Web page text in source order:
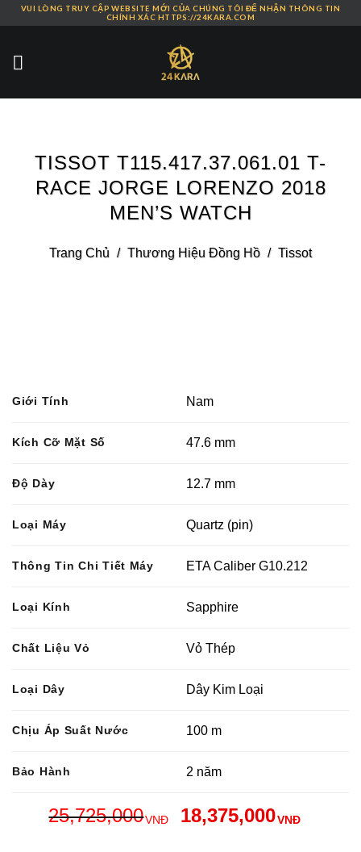
Skip
content
VUI LÒNG TRUY CẬP WEBSITE MỚI CỦA CHÚNG TÔI ĐỂ NHẬN THÔNG TIN
CHÍNH XÁC HTTPS://24KARA.COM
TISSOT T115.417.37.061.01 T-
RACE JORGE LORENZO 2018
MEN’S WATCH
Trang Chủ / Thương Hiệu Đồng Hồ / Tissot
Giới Tính Nam
Kích Cỡ Mặt Số 47.6 mm
Độ Dày 12.7 mm
Loại Máy Quartz (pin)
Thông Tin Chi Tiết Máy ETA Caliber G10.212
Loại Kính Sapphire
Chất Liệu Vỏ Vỏ Thép
Loại Dây Dây Kim Loại
Chịu Áp Suất Nước 100 m
Bảo Hành 2 năm
25,725,000VNĐ 18,375,000VNĐ